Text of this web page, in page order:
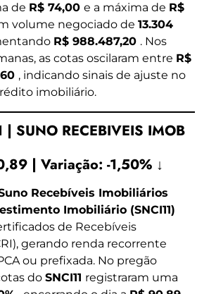
de R$ 74,00 e a máxima de R$
volume negociado de 13.304
R$ 988.487,20 . Nos
as cotas oscilaram entre R$
, indicando sinais de ajuste no
imobiliário.
| SUNO RECEBIVEIS IMOB
| Variação: -1,50% ↓
Recebíveis Imobiliários
Imobiliário (SNCI11)
de Recebíveis
gerando renda recorrente
ou prefixada. No pregão
do SNCI11 registraram uma